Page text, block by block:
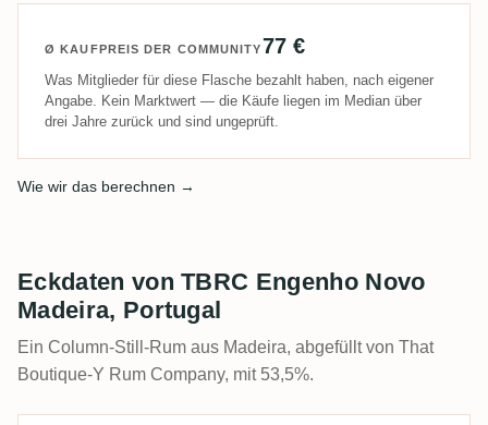
Ø KAUFPREIS DER COMMUNITY77 €
Was Mitglieder für diese Flasche bezahlt haben, nach eigener
Angabe. Kein Marktwert — die Käufe liegen im Median über
drei Jahre zurück und sind ungeprüft.
Wie wir das berechnen →
Eckdaten von TBRC Engenho Novo
Madeira, Portugal
Ein Column-Still-Rum aus Madeira, abgefüllt von That
Boutique-Y Rum Company, mit 53,5%.